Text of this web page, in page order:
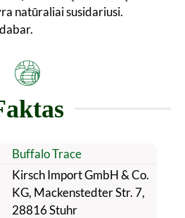
natūraliai susidariusi.
Buffalo Trace
Kirsch Import GmbH & Co.
KG, Mackenstedter Str. 7,
28816 Stuhr